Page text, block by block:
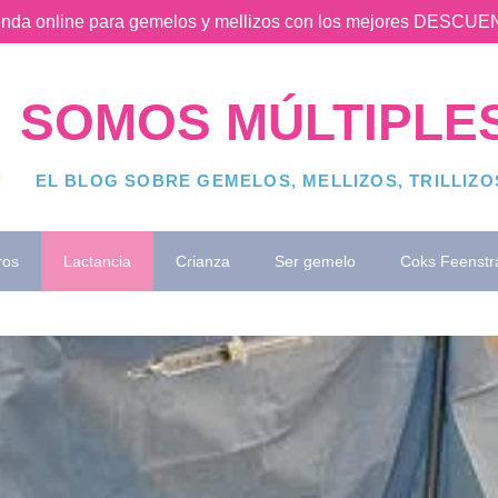
online para gemelos y mellizos con los mejores
SOMOS
EL BLOG SOBRE GEMELOS, MELLIZOS,
Lactancia Crianza Ser gemelo Coks